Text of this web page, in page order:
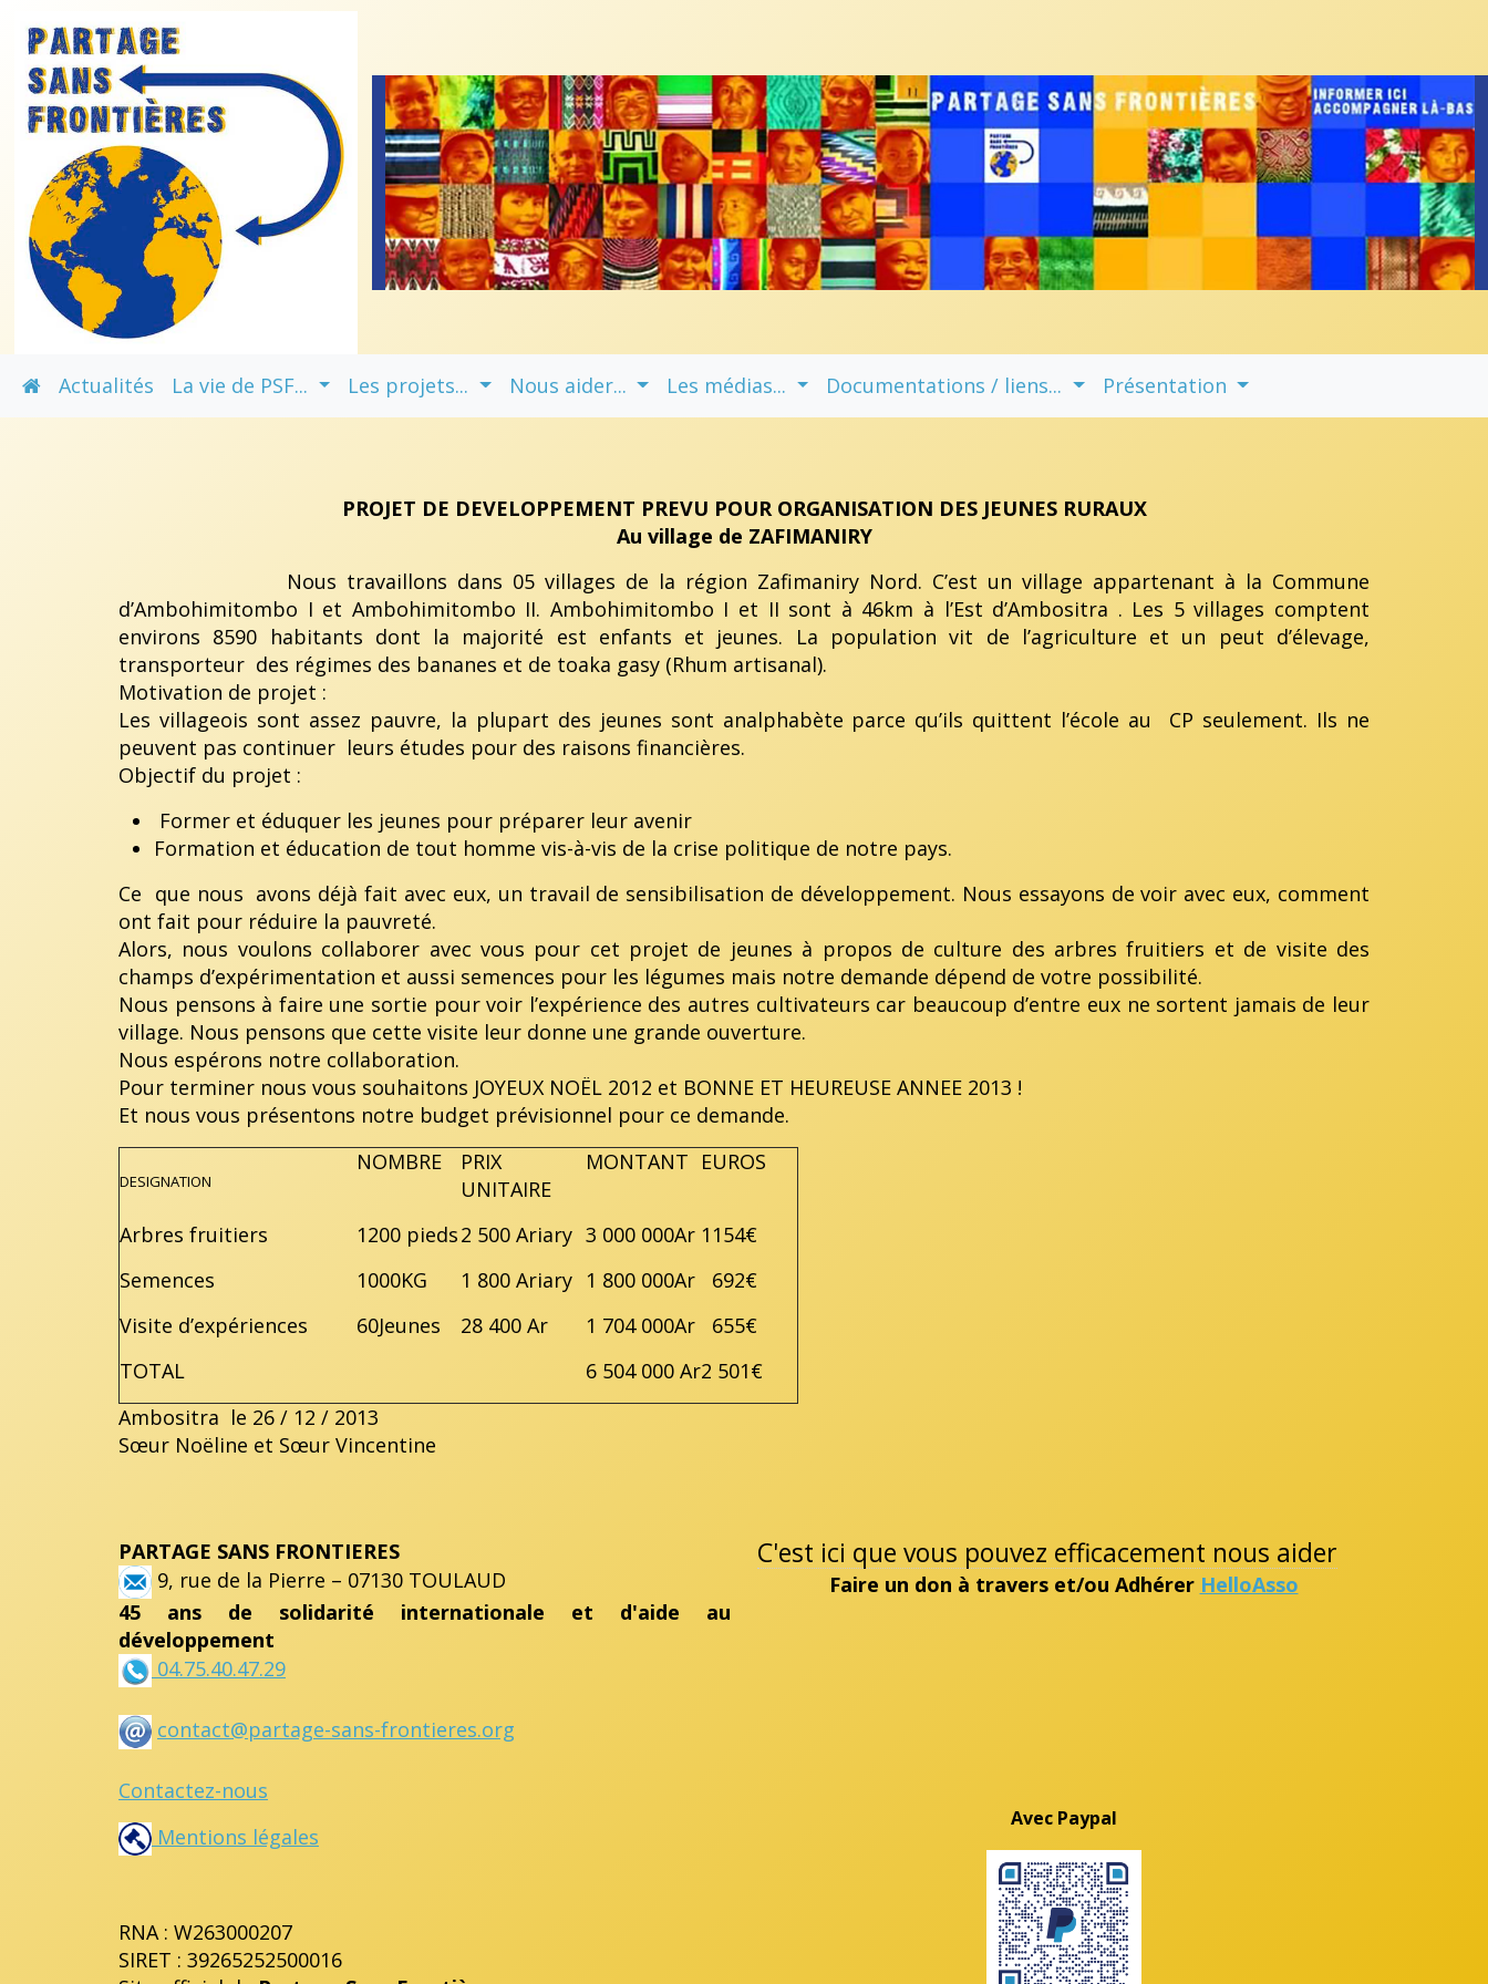
Actualités La vie de PSF... Les projets... Nous aider... Les médias... Documentations / liens... Présentation
PROJET DE DEVELOPPEMENT PREVU POUR ORGANISATION DES JEUNES RURAUX
Au village de ZAFIMANIRY
Nous travaillons dans 05 villages de la région Zafimaniry Nord. C’est un village appartenant à la Commune
d’Ambohimitombo I et Ambohimitombo II. Ambohimitombo I et II sont à 46km à l’Est d’Ambositra . Les 5 villages comptent
environs 8590 habitants dont la majorité est enfants et jeunes. La population vit de l’agriculture et un peut d’élevage,
transporteur des régimes des bananes et de toaka gasy (Rhum artisanal).
Motivation de projet :
Les villageois sont assez pauvre, la plupart des jeunes sont analphabète parce qu’ils quittent l’école au CP seulement. Ils ne
peuvent pas continuer leurs études pour des raisons financières.
Objectif du projet :
Former et éduquer les jeunes pour préparer leur avenir
Formation et éducation de tout homme vis-à-vis de la crise politique de notre pays.
Ce que nous avons déjà fait avec eux, un travail de sensibilisation de développement. Nous essayons de voir avec eux, comment
ont fait pour réduire la pauvreté.
Alors, nous voulons collaborer avec vous pour cet projet de jeunes à propos de culture des arbres fruitiers et de visite des
champs d’expérimentation et aussi semences pour les légumes mais notre demande dépend de votre possibilité.
Nous pensons à faire une sortie pour voir l’expérience des autres cultivateurs car beaucoup d’entre eux ne sortent jamais de leur
village. Nous pensons que cette visite leur donne une grande ouverture.
Nous espérons notre collaboration.
Pour terminer nous vous souhaitons JOYEUX NOËL 2012 et BONNE ET HEUREUSE ANNEE 2013 !
Et nous vous présentons notre budget prévisionnel pour ce demande.
DESIGNATION
NOMBRE
PRIX
UNITAIRE
MONTANT EUROS
Arbres fruitiers 1200 pieds2 500 Ariary 3 000 000Ar 1154€
Semences
1000KG 1 800 Ariary 1 800 000Ar
692€
Visite d’expériences
60Jeunes 28 400 Ar 1 704 000Ar
655€
TOTAL
6 504 000 Ar2 501€
Ambositra le 26 / 12 / 2013
Sœur Noëline et Sœur Vincentine
PARTAGE SANS FRONTIERES
9, rue de la Pierre – 07130 TOULAUD
45 ans de solidarité internationale et d'aide au
développement
04.75.40.47.29
contact@partage-sans-frontieres.org
Contactez-nous
Mentions légales
RNA : W263000207
SIRET : 39265252500016
C'est ici que vous pouvez efficacement nous aider
Faire un don à travers et/ou Adhérer HelloAsso
Avec Paypal